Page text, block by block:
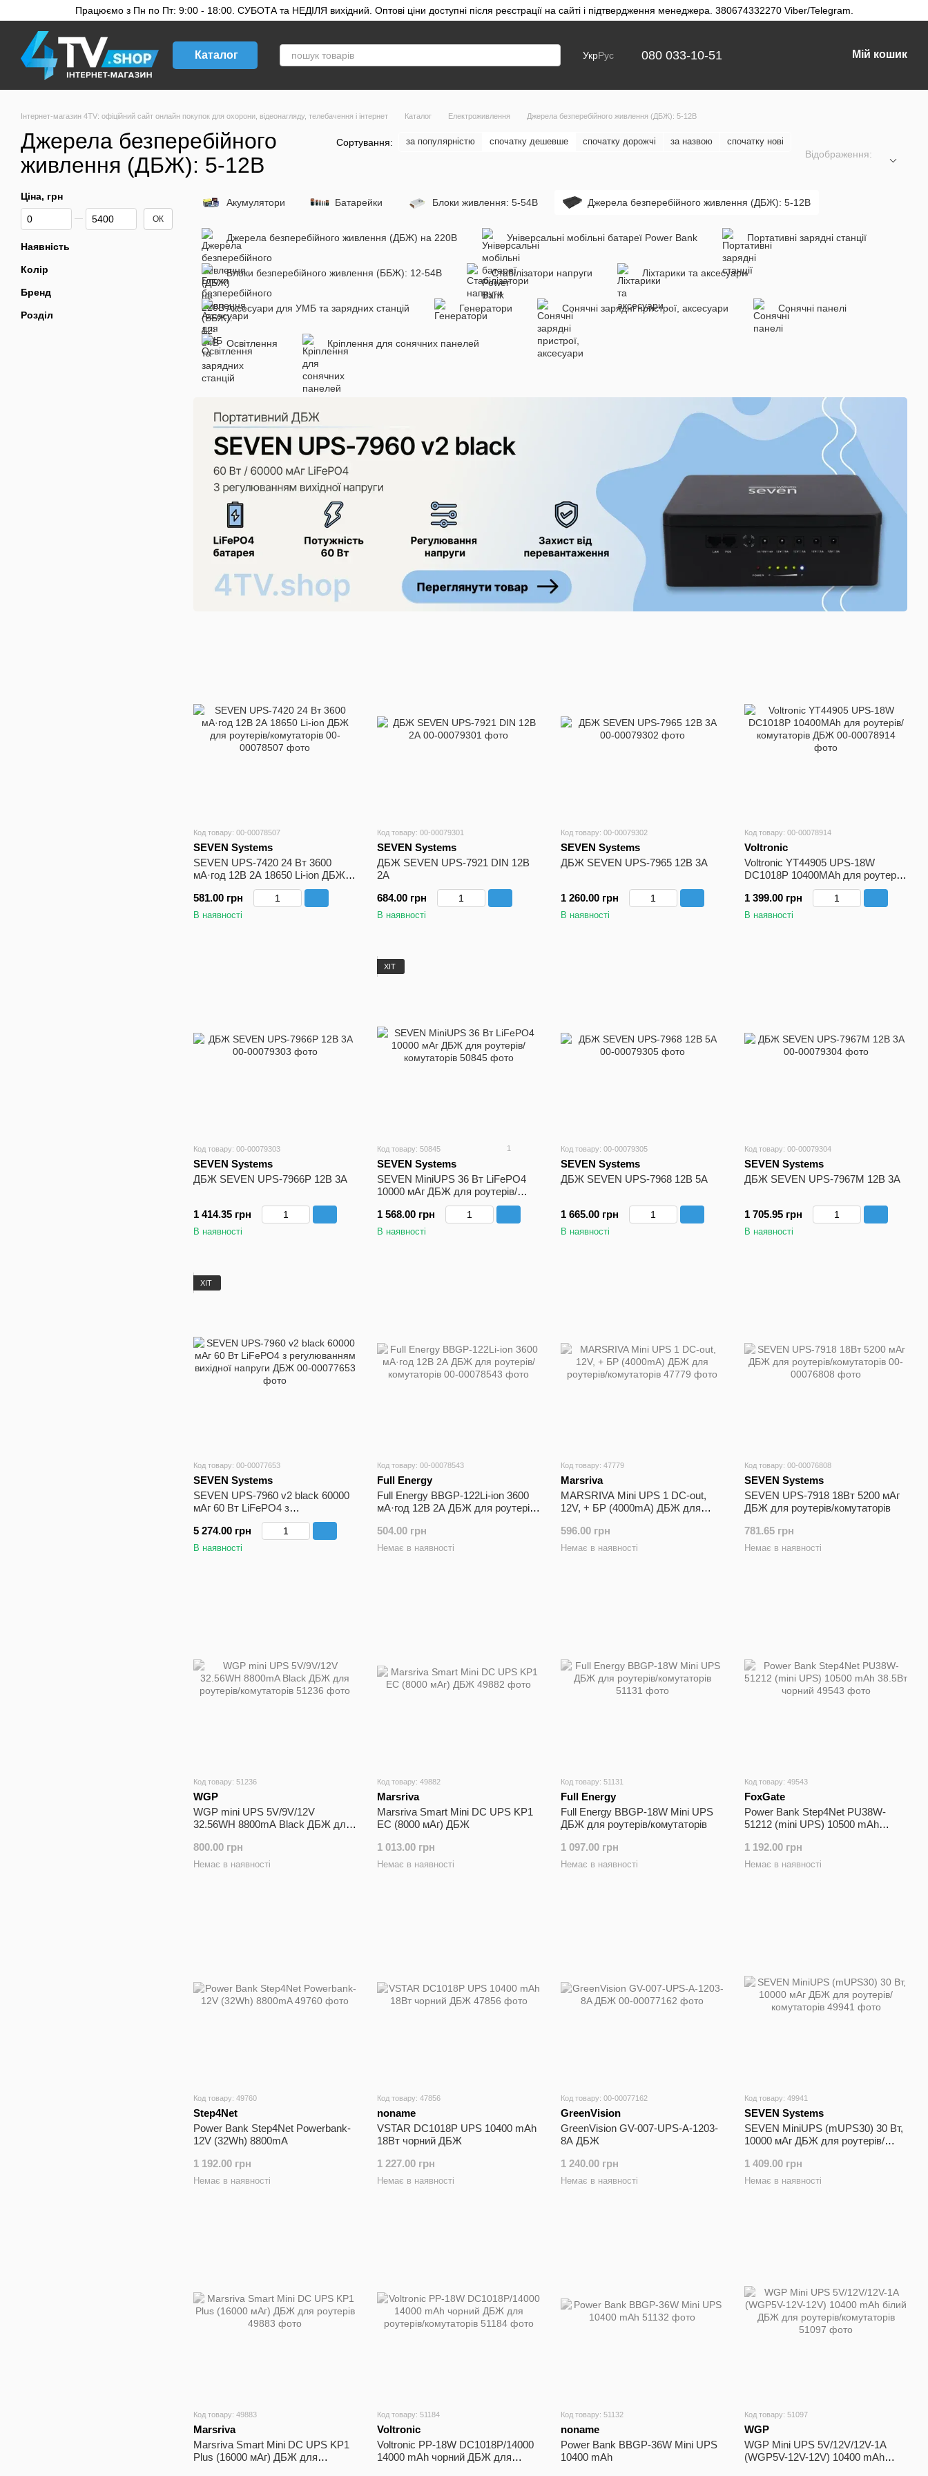
Перейти до основного контенту
Працюємо з Пн по Пт: 9:00 - 18:00. СУБОТА та НЕДІЛЯ вихідний. Оптові ціни доступні після реєстрації на сайті і підтвердження менеджера. 380674332270 Viber/Telegram.
Каталог УкрРус 080 033-10-51 Мій кошик
Інтернет-магазин 4TV: офіційний сайт онлайн покупок для охорони, відеонагляду, телебачення і інтернет Каталог Електроживлення Джерела безперебійного живлення (ДБЖ): 5-12В
Джерела безперебійного
живлення (ДБЖ): 5-12В
Сортування: за популярністю спочатку дешевше спочатку дорожчі за назвою спочатку нові
Відображення:
Акумулятори Батарейки Блоки живлення: 5-54В Джерела безперебійного живлення (ДБЖ): 5-12В
Джерела безперебійного живлення (ДБЖ) на 220В Універсальні мобільні батареї Power Bank Портативні зарядні станції
Блоки безперебійного живлення (ББЖ): 12-54В Стабілізатори напруги Ліхтарики та аксесуари
Аксесуари для УМБ та зарядних станцій Генератори Сонячні зарядні пристрої, аксесуари Сонячні панелі
Освітлення Кріплення для сонячних панелей
Код товару: 00-00078507
SEVEN Systems
SEVEN UPS-7420 24 Вт 3600
мА·год 12В 2А 18650 Li-ion ДБЖ
для роутерів/комутаторів
581.00 грн
В наявності
Код товару: 00-00079301
SEVEN Systems
ДБЖ SEVEN UPS-7921 DIN 12В
2А
684.00 грн
В наявності
Код товару: 00-00079302
SEVEN Systems
ДБЖ SEVEN UPS-7965 12В 3А
1 260.00 грн
В наявності
Код товару: 00-00078914
Voltronic
Voltronic YT44905 UPS-18W
DC1018P 10400MAh для роутерів/
комутаторів ДБЖ
1 399.00 грн
В наявності
Код товару: 00-00079303
SEVEN Systems
ДБЖ SEVEN UPS-7966P 12В 3А
1 414.35 грн
В наявності
ХІТ
Код товару: 50845 1
SEVEN Systems
SEVEN MiniUPS 36 Вт LiFePO4
10000 мАг ДБЖ для роутерів/
1 568.00 грн
В наявності
Код товару: 00-00079305
SEVEN Systems
ДБЖ SEVEN UPS-7968 12В 5А
1 665.00 грн
В наявності
Код товару: 00-00079304
SEVEN Systems
ДБЖ SEVEN UPS-7967M 12В 3А
1 705.95 грн
В наявності
ХІТ
Код товару: 00-00077653
SEVEN Systems
SEVEN UPS-7960 v2 black 60000
мАг 60 Вт LiFePO4 з
регулюванням вихідної напруги
ДБЖ
5 274.00 грн
В наявності
Код товару: 00-00078543
Full Energy
Full Energy BBGP-122Li-ion 3600
мА·год 12В 2А ДБЖ для роутерів/
504.00 грн
Немає в наявності
Код товару: 47779
Marsriva
MARSRIVA Mini UPS 1 DC-out,
12V, + БР (4000mA) ДБЖ для
596.00 грн
Немає в наявності
Код товару: 00-00076808
SEVEN Systems
SEVEN UPS-7918 18Вт 5200 мАг
ДБЖ для роутерів/комутаторів
781.65 грн
Немає в наявності
Код товару: 51236
WGP
WGP mini UPS 5V/9V/12V
32.56WH 8800mA Black ДБЖ для
800.00 грн
Немає в наявності
Код товару: 49882
Marsriva
Marsriva Smart Mini DC UPS KP1
EC (8000 мАг) ДБЖ
1 013.00 грн
Немає в наявності
Код товару: 51131
Full Energy
Full Energy BBGP-18W Mini UPS
ДБЖ для роутерів/комутаторів
1 097.00 грн
Немає в наявності
Код товару: 49543
FoxGate
Power Bank Step4Net PU38W-
51212 (mini UPS) 10500 mAh
1 192.00 грн
Немає в наявності
Код товару: 49760
Step4Net
Power Bank Step4Net Powerbank-
12V (32Wh) 8800mA
1 192.00 грн
Немає в наявності
Код товару: 47856
noname
VSTAR DC1018P UPS 10400 mAh
18Вт чорний ДБЖ
1 227.00 грн
Немає в наявності
Код товару: 00-00077162
GreenVision
GreenVision GV-007-UPS-A-1203-
8A ДБЖ
1 240.00 грн
Немає в наявності
Код товару: 49941
SEVEN Systems
SEVEN MiniUPS (mUPS30) 30 Вт,
10000 мАг ДБЖ для роутерів/
1 409.00 грн
Немає в наявності
Код товару: 49883
Marsriva
Marsriva Smart Mini DC UPS KP1
Plus (16000 мАг) ДБЖ для
Код товару: 51184
Voltronic
Voltronic PP-18W DC1018P/14000
14000 mAh чорний ДБЖ для
Код товару: 51132
noname
Power Bank BBGP-36W Mini UPS
10400 mAh
Код товару: 51097
WGP
WGP Mini UPS 5V/12V/12V-1A
(WGP5V-12V-12V) 10400 mAh
Ціна, грн
Від Ціна, грн
До Ціна, грн ОК
Наявність
Колір
Бренд
Розділ